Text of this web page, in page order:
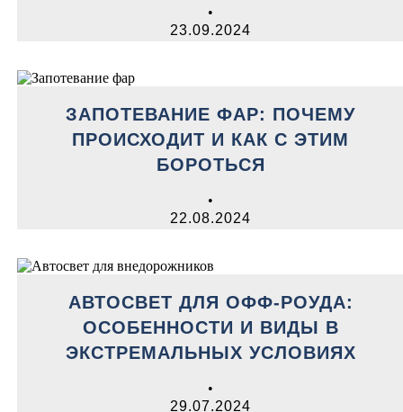
•
23.09.2024
ЗАПОТЕВАНИЕ ФАР: ПОЧЕМУ
ПРОИСХОДИТ И КАК С ЭТИМ
БОРОТЬСЯ
•
22.08.2024
АВТОСВЕТ ДЛЯ ОФФ-РОУДА:
ОСОБЕННОСТИ И ВИДЫ В
ЭКСТРЕМАЛЬНЫХ УСЛОВИЯХ
•
29.07.2024